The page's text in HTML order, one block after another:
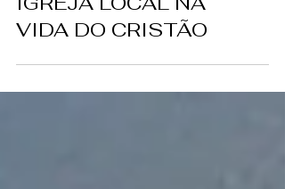
A IMPORTÂNCIA DA
IGREJA LOCAL NA
VIDA DO CRISTÃO